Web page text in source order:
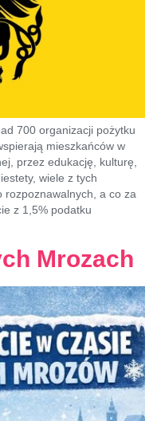
700 organizacji pożytku
mieszkańców w
przez edukację, kulturę,
wiele z tych
rozpoznawalnych, a co za
z 1,5% podatku
Mrozach